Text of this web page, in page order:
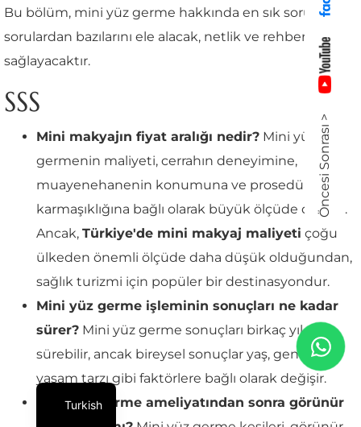
Bu bölüm, mini yüz germe hakkında en sık sorulan
sorulardan bazılarını ele alacak, netlik ve rehberlik
sağlayacaktır.
SSS
Mini makyajın fiyat aralığı nedir? Mini yüz
germenin maliyeti, cerrahın deneyimine,
muayenehanenin konumuna ve prosedürün
karmaşıklığına bağlı olarak büyük ölçüde değişir.
Ancak, Türkiye'de mini makyaj maliyeti çoğu
ülkeden önemli ölçüde daha düşük olduğundan,
sağlık turizmi için popüler bir destinasyondur.
Mini yüz germe işleminin sonuçları ne kadar
sürer? Mini yüz germe sonuçları birkaç yıl
sürebilir, ancak bireysel sonuçlar yaş, genetik ve
yaşam tarzı gibi faktörlere bağlı olarak değişir.
Mini yüz germe ameliyatından sonra görünür
Öncesi Sonrası >
Turkish